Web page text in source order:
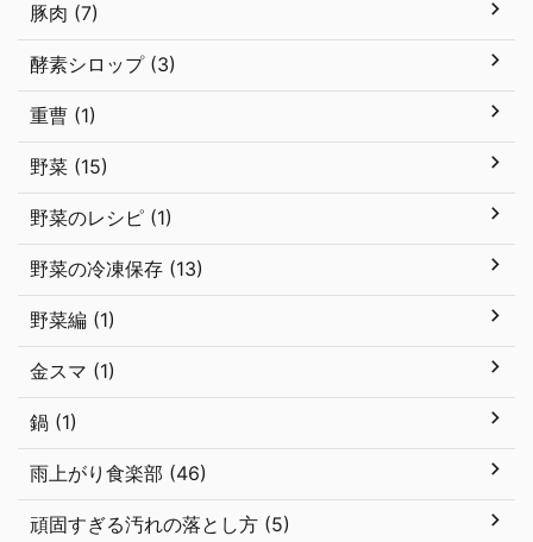
豚肉 (7)
酵素シロップ (3)
重曹 (1)
野菜 (15)
野菜のレシピ (1)
野菜の冷凍保存 (13)
野菜編 (1)
金スマ (1)
鍋 (1)
雨上がり食楽部 (46)
頑固すぎる汚れの落とし方 (5)